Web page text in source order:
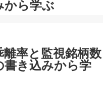
から学ぶ
率と監視銘柄数
書き込みから学